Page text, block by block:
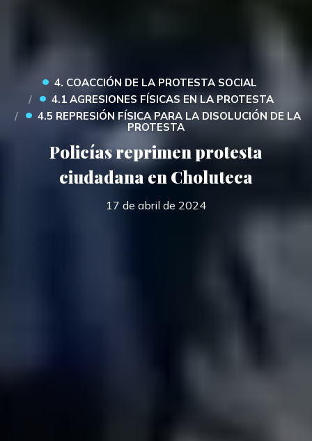
• 4. COACCIÓN DE LA PROTESTA SOCIAL
• 4.1 AGRESIONES FÍSICAS EN LA PROTESTA
• 4.5 REPRESIÓN FÍSICA PARA LA DISOLUCIÓN DE LA
PROTESTA
Policías reprimen protesta
ciudadana en Choluteca
17 de abril de 2024